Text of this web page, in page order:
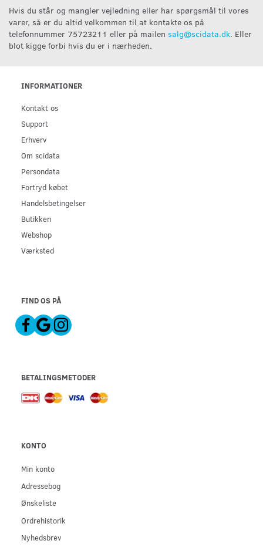
Hvis du står og mangler vejledning eller har spørgsmål til vores
varer, så er du altid velkommen til at kontakte os på
telefonnummer 75723211 eller på mailen salg@scidata.dk. Eller
blot kigge forbi hvis du er i nærheden.
INFORMATIONER
Kontakt os
Support
Erhverv
Om scidata
Persondata
Fortryd købet
Handelsbetingelser
Butikken
Webshop
Værksted
FIND OS PÅ
BETALINGSMETODER
KONTO
Min konto
Adressebog
Ønskeliste
Ordrehistorik
Nyhedsbrev